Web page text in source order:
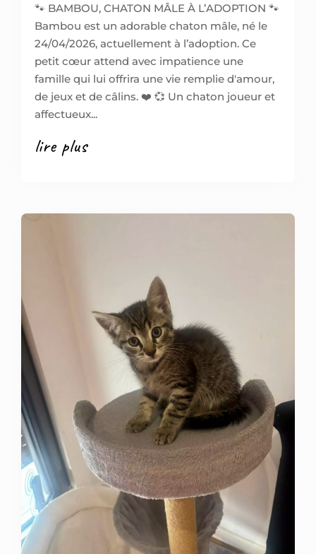
🐾 BAMBOU, CHATON MÂLE À L’ADOPTION 🐾
Bambou est un adorable chaton mâle, né le
24/04/2026, actuellement à l’adoption. Ce
petit cœur attend avec impatience une
famille qui lui offrira une vie remplie d'amour,
de jeux et de câlins. ❤️ 💞 Un chaton joueur et
affectueux...
lire plus